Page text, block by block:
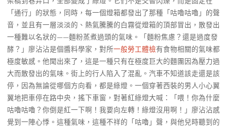
「通行」的狀態，同時，每一個燈箱都發出了那種「咕嚕咕嚕」的聲
音，並且有一層淡淡的、熱氣騰騰的白霧從燈箱的頂部冒出，散發出
一種難以名狀的——麵粉蒸煮過頭的氣味。「麵粉焦慮？還是過度發
酵？」廖沾沾是個醬料學家，對所一般勞工體檢有食物相關的氣味都
極度敏感。他聞出來了，這是一種只有在極度巨大的麵團因為壓力過
大而散發出的氣味。街上的行人陷入了混亂。汽車不知道該走還是該
停，因為無論從哪個方向看，都是綠燈。一個穿著西裝的男人小心翼
翼地把車停在路中央，搖下車窗，對著紅綠燈大喊：「喂！你為什麼
咕嚕咕嚕？你倒是紅一下啊！我要向左轉！綠燈沒用啊！」廖沾沾感
覺到一陣心悸。這種氣味，這種不祥的「咕嚕」聲，與他兒時聽到的